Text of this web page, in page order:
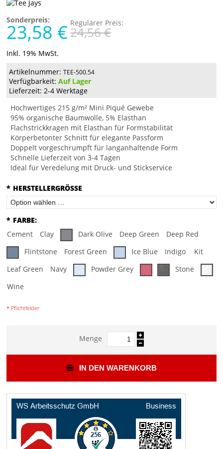
Sonderpreis:
23,58 € Regulärer Preis:
24,56 €
Inkl. 19% MwSt.
Artikelnummer: TEE-500.54
Verfügbarkeit:Auf Lager
Lieferzeit: 2-4 Werktage
Hochwertiges 215 g/m² Mini Piqué Gewebe
95% organische Baumwolle, 5% Elasthan
Flachstrickkragen mit Elasthan für Formstabilität
Körperbetonter Schnitt für elegante Passform
Doppelt vorgeschrumpft für langanhaltende Form
Schnelle Lieferzeit von 3-4 Tagen
Ideal für Veredelung mit Druck- und Stickservice
* HERSTELLERGRÖSSE
* FARBE:
Cement
Clay Dark Olive Deep Green
Deep Red
Flintstone
Forest Green Ice Blue Indigo
Kit
Leaf Green
Navy Powder Grey
Stone
Wine
* Pflichtfelder
Menge
IN DEN WARENKORB